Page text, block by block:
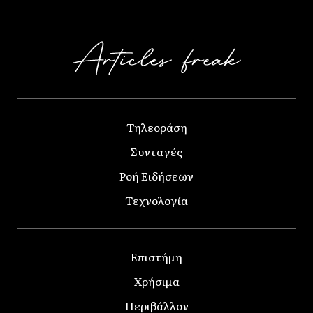
Τηλεοράση
Συνταγές
Ροή Ειδήσεων
Τεχνολογία
Επιστήμη
Χρήσιμα
Περιβάλλον